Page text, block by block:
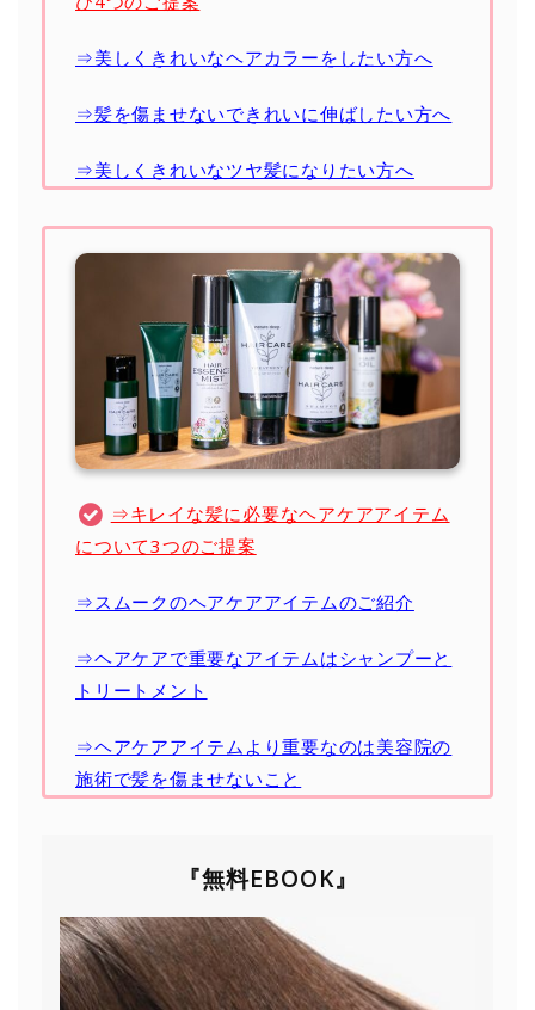
⇒美しくきれいなヘアカラーをしたい方へ
⇒髪を傷ませないできれいに伸ばしたい方へ
⇒美しくきれいなツヤ髪になりたい方へ
⇒キレイな髪に必要なヘアケアアイテム
について3つのご提案
⇒スムークのヘアケアアイテムのご紹介
⇒ヘアケアで重要なアイテムはシャンプーと
トリートメント
⇒ヘアケアアイテムより重要なのは美容院の
施術で髪を傷ませないこと
『無料EBOOK』